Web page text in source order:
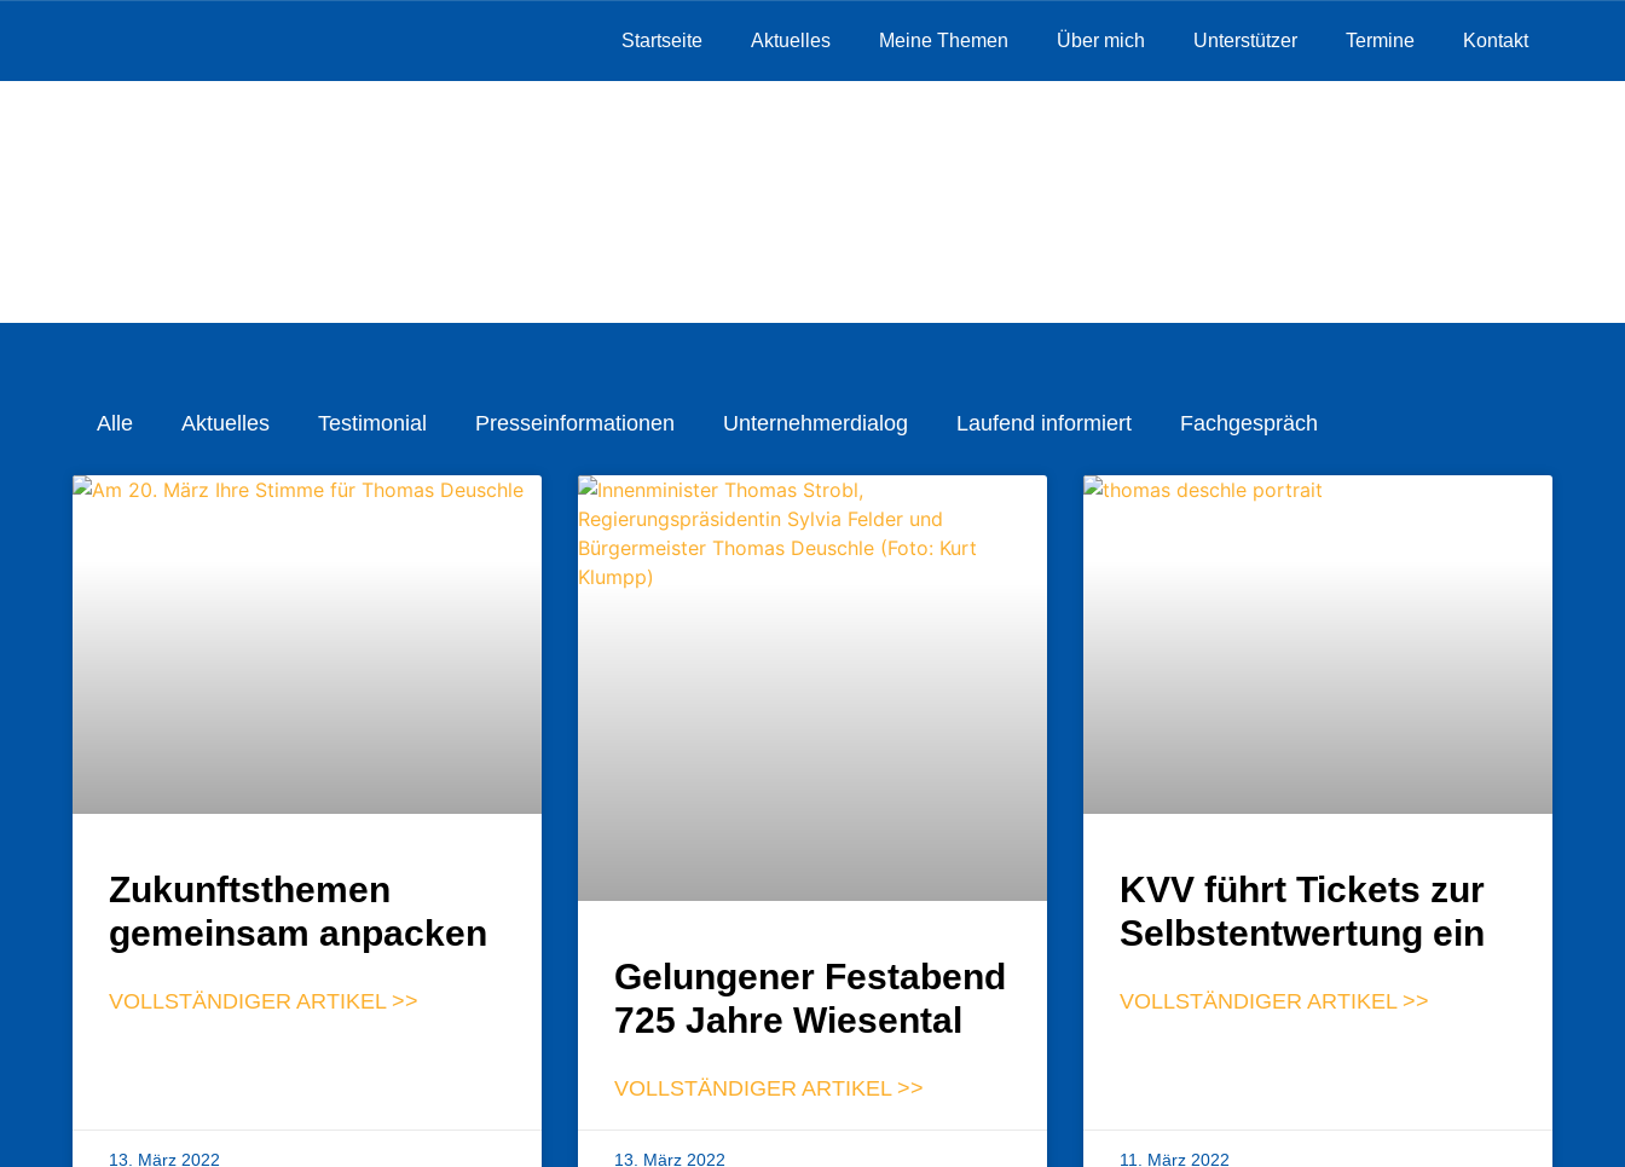
Startseite Aktuelles Meine Themen Über mich Unterstützer Termine Kontakt
Alle Aktuelles Testimonial Presseinformationen Unternehmerdialog Laufend informiert Fachgespräch
Zukunftsthemen
gemeinsam anpacken
VOLLSTÄNDIGER ARTIKEL >>
13. März 2022
Gelungener Festabend
725 Jahre Wiesental
VOLLSTÄNDIGER ARTIKEL >>
13. März 2022
KVV führt Tickets zur
Selbstentwertung ein
VOLLSTÄNDIGER ARTIKEL >>
11. März 2022